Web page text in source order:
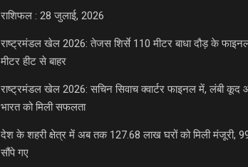
राशिफल : 28 जुलाई, 2026
राष्ट्रमंडल खेल 2026: तेजस शिर्से 110 मीटर बाधा दौड़ के
मीटर हीट से बाहर
राष्ट्रमंडल खेल 2026: सचिन सिवाच क्वार्टर फाइनल में, लंबी कूद
भारत को मिली सफलता
देश के शहरी क्षेत्र में अब तक 127.68 लाख घरों को मिली मंजूरी,
सौंपे गए